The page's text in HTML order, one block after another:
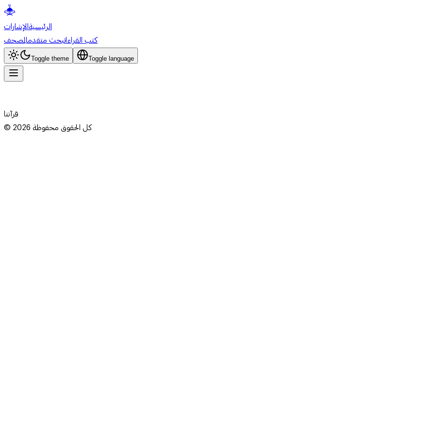
الرئيسيةالإشارات
كتب القراءاتبحث متقدمالمصحف
Toggle theme Toggle language
قرآننا
© 2026كل الحقوق محفوظة